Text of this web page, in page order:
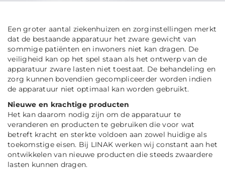
Een groter aantal ziekenhuizen en zorginstellingen merkt
dat de bestaande apparatuur het zware gewicht van
sommige patiënten en inwoners niet kan dragen. De
veiligheid kan op het spel staan als het ontwerp van de
apparatuur zware lasten niet toestaat. De behandeling en
zorg kunnen bovendien gecompliceerder worden indien
de apparatuur niet optimaal kan worden gebruikt.
Nieuwe en krachtige producten
Het kan daarom nodig zijn om de apparatuur te
veranderen en producten te gebruiken die voor wat
betreft kracht en sterkte voldoen aan zowel huidige als
toekomstige eisen. Bij LINAK werken wij constant aan het
ontwikkelen van nieuwe producten die steeds zwaardere
lasten kunnen dragen.